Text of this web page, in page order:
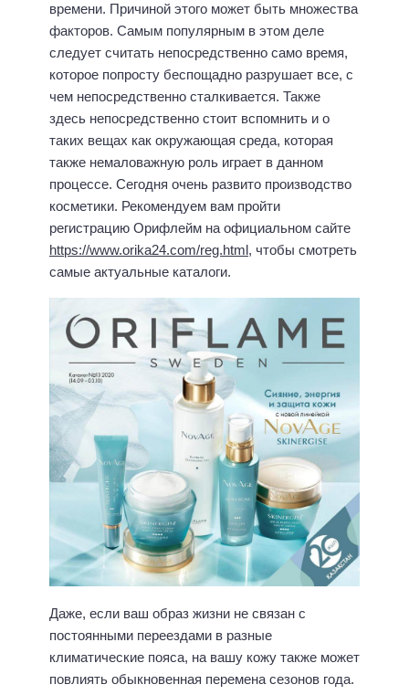
времени. Причиной этого может быть множества
факторов. Самым популярным в этом деле
следует считать непосредственно само время,
которое попросту беспощадно разрушает все, с
чем непосредственно сталкивается. Также
здесь непосредственно стоит вспомнить и о
таких вещах как окружающая среда, которая
также немаловажную роль играет в данном
процессе. Сегодня очень развито производство
косметики. Рекомендуем вам пройти
регистрацию Орифлейм на официальном сайте
https://www.orika24.com/reg.html, чтобы смотреть
самые актуальные каталоги.
Даже, если ваш образ жизни не связан с
постоянными переездами в разные
климатические пояса, на вашу кожу также может
повлиять обыкновенная перемена сезонов года.